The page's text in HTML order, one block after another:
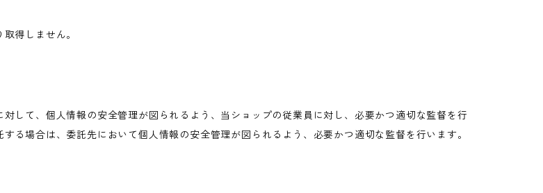
得しません。
して、個人情報の安全管理が図られるよう、当ショップの従業員に対し、必要かつ適切な監督を行
る場合は、委託先において個人情報の安全管理が図られるよう、必要かつ適切な監督を行います。